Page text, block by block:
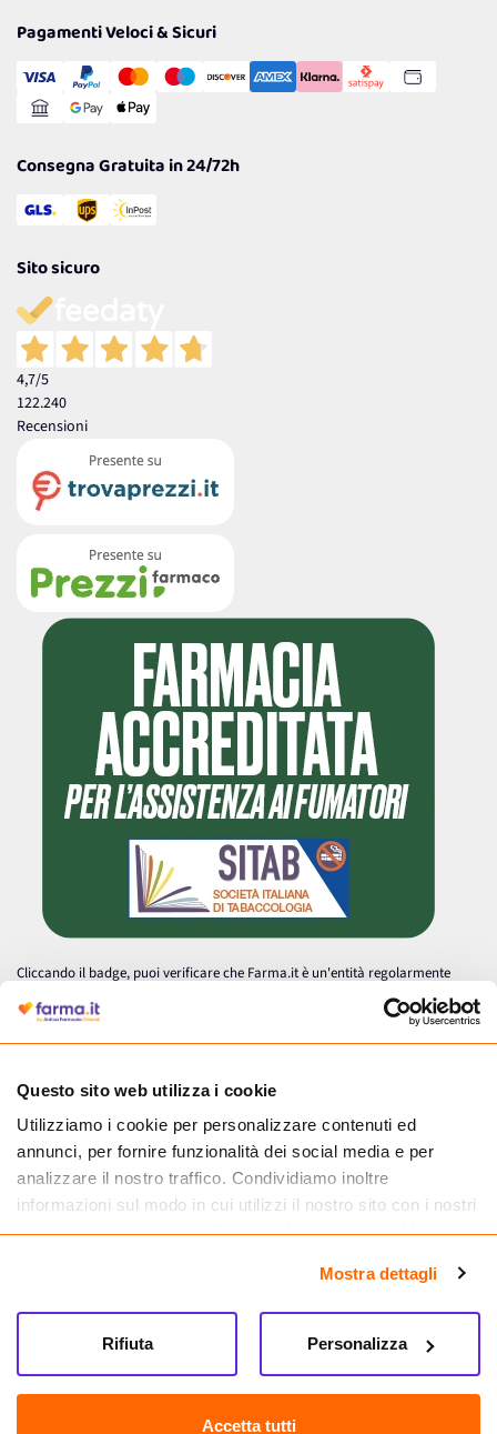
Questo sito web utilizza i cookie
Utilizziamo i cookie per personalizzare contenuti ed
annunci, per fornire funzionalità dei social media e per
analizzare il nostro traffico. Condividiamo inoltre
informazioni sul modo in cui utilizzi il nostro sito con i nostri
partner che si occupano di analisi dei dati web, pubblicità e
informazioni che hai fornito loro o che hanno raccolto dal
tuo utilizzo dei loro servizi.
Mostra dettagli
Accetta tutti
Personalizza
Rifiuta
Cookie Policy
Gestisci Cookie
Reso Facile e Veloce
Pagamenti Veloci & Sicuri
Consegna Gratuita in 24/72h
Sito sicuro
4,7/5
122.240
Recensioni
Cliccando il badge, puoi verificare che Farma.it è un'entità regolarmente
autorizzata dal Ministero della Salute a effettuare la vendita online di
medicinali.
Farma.it S.a.s. P. IVA 07417261216 REA: NA-884088
CREDITS
Sede legale Via delle Repubbliche Marinare 128, 80147 Napoli